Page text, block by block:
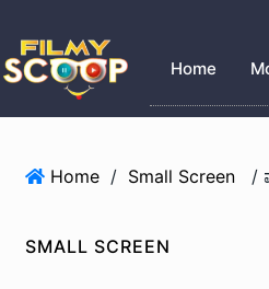
Home
Home / Small Screen
SMALL SCREEN